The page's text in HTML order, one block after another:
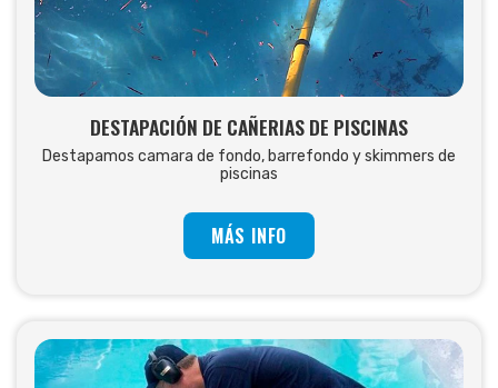
DESTAPACIÓN DE CAÑERIAS DE PISCINAS
Destapamos camara de fondo, barrefondo y skimmers de
piscinas
MÁS INFO